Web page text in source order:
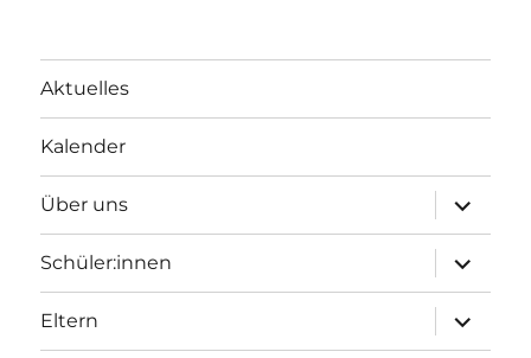
Aktuelles
Kalender
Über uns
öffnen
Schüler:innen
öffnen
Eltern
öffnen